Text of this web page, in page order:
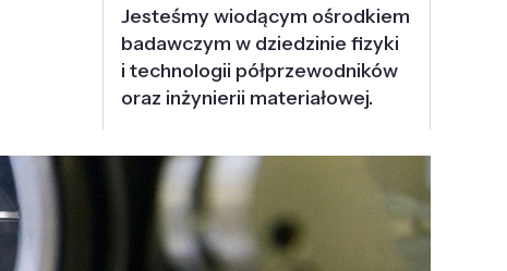
Jesteśmy wiodącym ośrodkiem
badawczym w dziedzinie fizyki
i technologii półprzewodników
oraz inżynierii materiałowej.